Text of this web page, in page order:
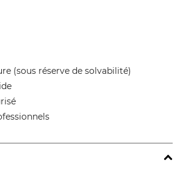
(sous réserve de solvabilité)